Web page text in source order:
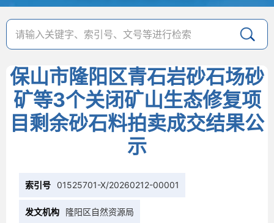
保山市隆阳区青石岩砂石场砂
矿等3个关闭矿山生态修复项
目剩余砂石料拍卖成交结果公
示
索引号 01525701-X/20260212-00001
发文机构 隆阳区自然资源局